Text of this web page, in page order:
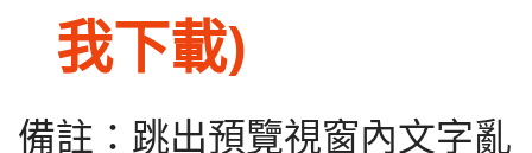
我下載)
備註：跳出預覽視窗內文字亂